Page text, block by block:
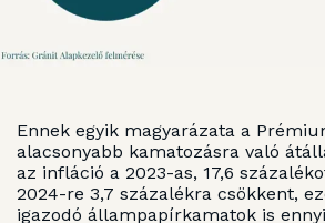
Ennek egyik magyarázata a
alacsonyabb kamatozásra való
az infláció a 2023-as, 17,6
2024-re 3,7 százalékra csökkent,
igazodó állampapírkamatok is